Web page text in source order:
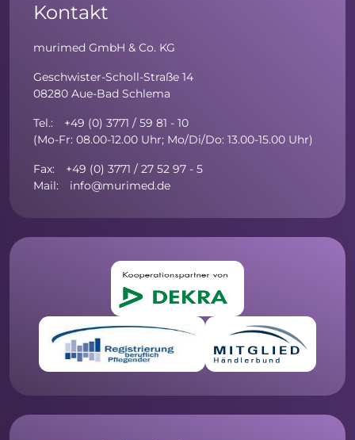
Kontakt
murimed GmbH & Co. KG
Geschwister-Scholl-Straße 14
08280 Aue-Bad Schlema
Tel.: +49 (0) 3771 / 59 81 - 10
(Mo-Fr: 08.00-12.00 Uhr; Mo/Di/Do: 13.00-15.00 Uhr)
Fax: +49 (0) 3771 / 27 52 97 - 5
Mail: info@murimed.de